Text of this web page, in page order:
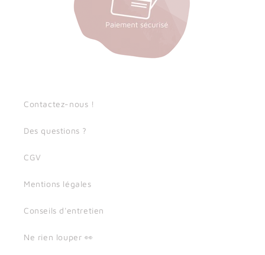
Contactez-nous !
Des questions ?
CGV
Mentions légales
Conseils d'entretien
Ne rien louper 👀